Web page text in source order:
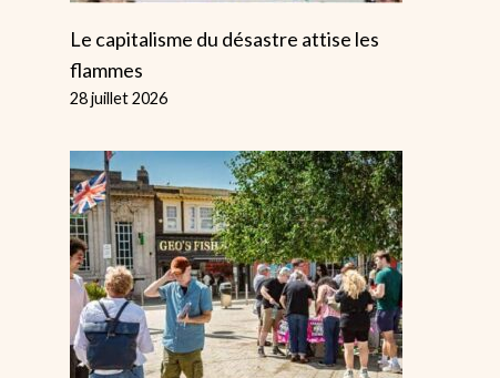
Le capitalisme du désastre attise les
flammes
28 juillet 2026